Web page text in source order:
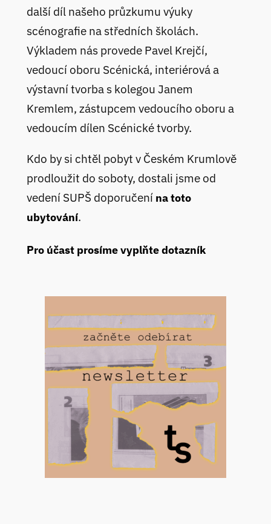
další díl našeho průzkumu výuky
scénografie na středních školách.
Výkladem nás provede Pavel Krejčí,
vedoucí oboru Scénická, interiérová a
výstavní tvorba s kolegou Janem
Kremlem, zástupcem vedoucího oboru a
vedoucím dílen Scénické tvorby.
Kdo by si chtěl pobyt v Českém Krumlově
prodloužit do soboty, dostali jsme od
vedení SUPŠ doporučení na toto
ubytování.
Pro účast prosíme vyplňte dotazník